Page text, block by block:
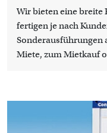
Wir bieten eine breite
fertigen je nach
Sonderausführungen
Miete, zum Mietkauf